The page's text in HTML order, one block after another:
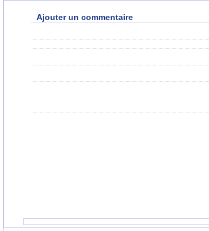
Ajouter un commentaire